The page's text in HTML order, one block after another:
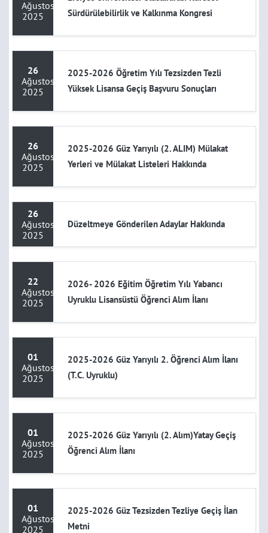
Ağustos
2025
Sürdürülebilirlik ve Kalkınma Kongresi
26
Ağustos
2025
2025-2026 Öğretim Yılı Tezsizden Tezli
Yüksek Lisansa Geçiş Başvuru Sonuçları
26
Ağustos
2025
2025-2026 Güz Yarıyılı (2. ALIM) Mülakat
Yerleri ve Mülakat Listeleri Hakkında
26
Ağustos
2025
Düzeltmeye Gönderilen Adaylar Hakkında
22
Ağustos
2025
2026- 2026 Eğitim Öğretim Yılı Yabancı
Uyruklu Lisansüstü Öğrenci Alım İlanı
01
Ağustos
2025
2025-2026 Güz Yarıyılı 2. Öğrenci Alım İlanı
(T.C. Uyruklu)
01
Ağustos
2025
2025-2026 Güz Yarıyılı (2. Alım)Yatay Geçiş
Öğrenci Alım İlanı
01
Ağustos
2025
2025-2026 Güz Tezsizden Tezliye Geçiş İlan
Metni